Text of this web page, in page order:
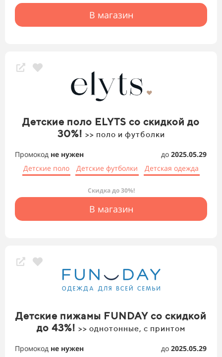
В магазин
Детские поло ELYTS со скидкой до
30%! >> поло и футболки
Промокод не нужен до 2025.05.29
Детские поло
Детские футболки Детская одежда
Скидка до 30%!
В магазин
Детские пижамы FUNDAY со скидкой
до 43%! >> однотонные, с принтом
Промокод не нужен до 2025.05.29